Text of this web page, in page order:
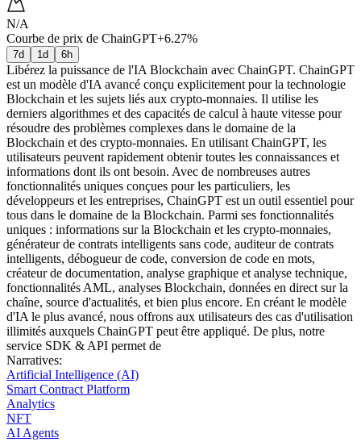
N/A
Courbe de prix de ChainGPT+6.27%
7d 1d 6h
Libérez la puissance de l'IA Blockchain avec ChainGPT. ChainGPT
est un modèle d'IA avancé conçu explicitement pour la technologie
Blockchain et les sujets liés aux crypto-monnaies. Il utilise les
derniers algorithmes et des capacités de calcul à haute vitesse pour
résoudre des problèmes complexes dans le domaine de la
Blockchain et des crypto-monnaies. En utilisant ChainGPT, les
utilisateurs peuvent rapidement obtenir toutes les connaissances et
informations dont ils ont besoin. Avec de nombreuses autres
fonctionnalités uniques conçues pour les particuliers, les
développeurs et les entreprises, ChainGPT est un outil essentiel pour
tous dans le domaine de la Blockchain. Parmi ses fonctionnalités
uniques : informations sur la Blockchain et les crypto-monnaies,
générateur de contrats intelligents sans code, auditeur de contrats
intelligents, débogueur de code, conversion de code en mots,
créateur de documentation, analyse graphique et analyse technique,
fonctionnalités AML, analyses Blockchain, données en direct sur la
chaîne, source d'actualités, et bien plus encore. En créant le modèle
d'IA le plus avancé, nous offrons aux utilisateurs des cas d'utilisation
illimités auxquels ChainGPT peut être appliqué. De plus, notre
service SDK & API permet de
Narratives:
Artificial Intelligence (AI)
Smart Contract Platform
Analytics
NFT
AI Agents